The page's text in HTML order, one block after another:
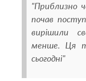
"Приблизно
почав
вирішили
менше. Ця
сьогодні"